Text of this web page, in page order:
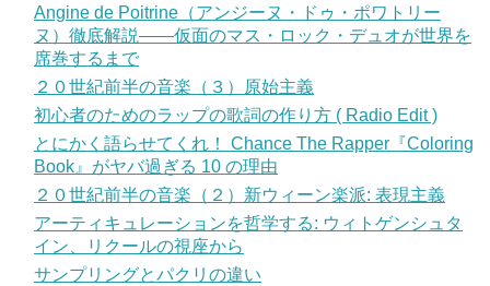
Angine de Poitrine（アンジーヌ・ドゥ・ポワトリー
ヌ）徹底解説——仮面のマス・ロック・デュオが世界を
席巻するまで
２０世紀前半の音楽（３）原始主義
初心者のためのラップの歌詞の作り方 ( Radio Edit )
とにかく語らせてくれ！ Chance The Rapper『Coloring
Book』がヤバ過ぎる 10 の理由
２０世紀前半の音楽（２）新ウィーン楽派: 表現主義
アーティキュレーションを哲学する: ウィトゲンシュタ
イン、リクールの視座から
サンプリングとパクリの違い